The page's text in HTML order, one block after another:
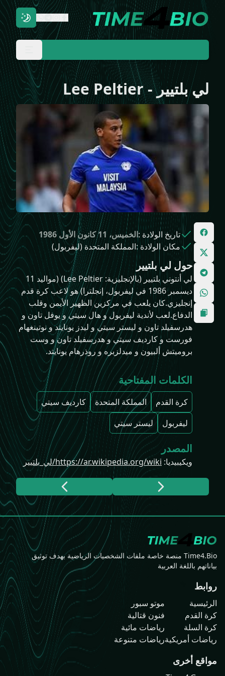
لي بلتيير-
Lee Peltier
تاريخ الولادة :الخميس، 11 كانون الأول 1986
مكان الولادة :المملكة المتحدة (ليفربول)
حول لي بلتيير
لي أنتوني بلتيير (بالإنجليزية: Lee Peltier)‏ (مواليد 11
ديسمبر 1986 في ليفربول، إنجلترا) هو لاعب كرة قدم
إنجليزي.كان يلعب في مركزين الظهير الأيمن وقلب
الدفاع.لعب لأندية ليفربول و هال سيتي و يوفل تاون و
هدرسفيلد تاون و ليستر سيتي و ليدز يونايتد و نوتينغهام
فورست و كارديف سيتي و هدرسفيلد تاون و وست
بروميتش ألبيون و ميدلزبره و روذرهام يونايتد.
الكلمات المفتاحية
كرة القدم المملكة المتحدة
كارديف سيتي
ليفربول
ليستر سيتي
المصدر
ويكيبيديا: https://ar.wikipedia.org/wiki/لي_بلتيير
Time4.Bio منصة خاصة ملفات الشخصيات الرياضية بهدف توثيق
بياناتهم باللغة العربية
روابط
الرئيسية
كرة القدم
كرة السلة
رياضات أمريكية
موتو سبور
فنون قتالية
رياضات مائية
رياضات متنوعة
مواقع أخرى